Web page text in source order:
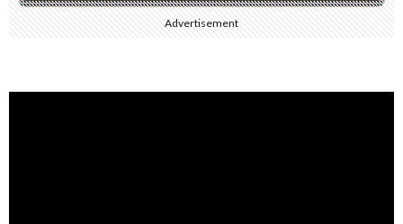
Advertisement